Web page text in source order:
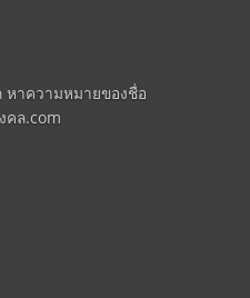
หาความหมายของชื่อ
คล.com